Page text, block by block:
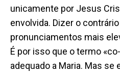
unicamente por Jesus
envolvida. Dizer o
pronunciamentos mais
É por isso que o termo
adequado a Maria. Mas se